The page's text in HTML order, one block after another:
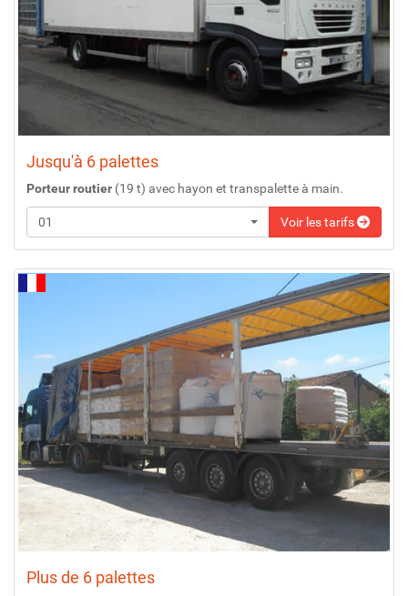
Jusqu'à 6 palettes
Porteur routier (19 t) avec hayon et transpalette à main.
01 Voir les tarifs
Plus de 6 palettes